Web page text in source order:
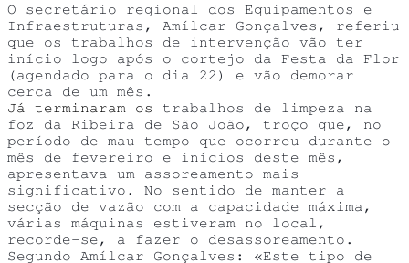
O secretário regional dos Equipamentos e
Infraestruturas, Amílcar Gonçalves, referiu
que os trabalhos de intervenção vão ter
início logo após o cortejo da Festa da Flor
(agendado para o dia 22) e vão demorar
cerca de um mês.
Já terminaram os
trabalhos de limpeza na
foz da Ribeira de São João, troço que, no
período de mau tempo que ocorreu durante o
mês de fevereiro e inícios deste mês,
apresentava um assoreamento mais
significativo. No sentido de manter a
secção de vazão com a capacidade máxima,
várias máquinas estiveram no local,
recorde-se, a fazer o desassoreamento.
Segundo Amílcar Gonçalves: «Este tipo de